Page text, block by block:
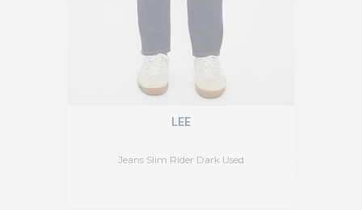
Jeans Slim Rider Dark Used
LEE